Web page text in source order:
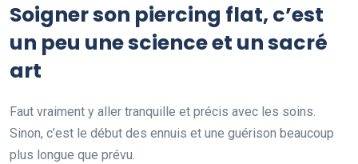
Soigner son piercing flat, c’est
un peu une science et un sacré
art
Faut vraiment y aller tranquille et précis avec les soins.
Sinon, c’est le début des ennuis et une guérison beaucoup
plus longue que prévu.